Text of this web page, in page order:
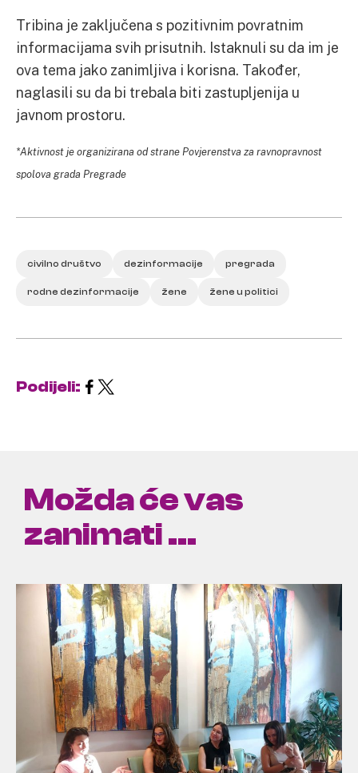
Tribina je zaključena s pozitivnim povratnim
informacijama svih prisutnih. Istaknuli su da im je
ova tema jako zanimljiva i korisna. Također,
naglasili su da bi trebala biti zastupljenija u
javnom prostoru.
*Aktivnost je organizirana od strane Povjerenstva za ravnopravnost
spolova grada Pregrade
civilno društvo dezinformacije pregrada
rodne dezinformacije žene žene u politici
Podijeli:
Možda će vas
zanimati ...